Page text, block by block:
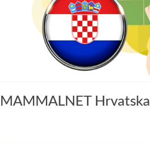
MAMMALNET Hrvatska